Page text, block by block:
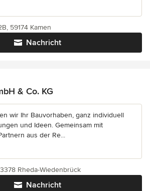
Nachricht
59174 Kamen
& Co. KG
wir Ihr Bauvorhaben, ganz individuell
und Ideen. Gemeinsam mit
aus der Re...
Nachricht
Rheda-Wiedenbrück